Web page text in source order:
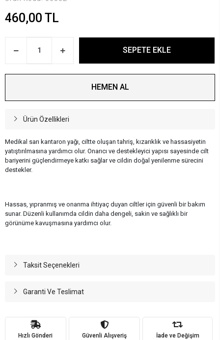
460,00 TL
SEPETE EKLE
HEMEN AL
Ürün Özellikleri
Medikal sarı kantaron yağı, ciltte oluşan tahriş, kızarıklık ve hassasiyetin
yatıştırılmasına yardımcı olur. Onarıcı ve destekleyici yapısı sayesinde cilt
bariyerini güçlendirmeye katkı sağlar ve cildin doğal yenilenme sürecini
destekler.
Hassas, yıpranmış ve onarıma ihtiyaç duyan ciltler için güvenli bir bakım
sunar. Düzenli kullanımda cildin daha dengeli, sakin ve sağlıklı bir
görünüme kavuşmasına yardımcı olur.
Taksit Seçenekleri
Garanti Ve Teslimat
Hızlı Gönderi Güvenli Alışveriş İade ve Değişim